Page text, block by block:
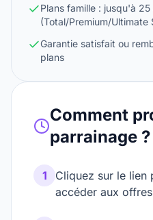
Comment
parrainage ?
1
Cliquez sur le lien
accéder aux
Plans famille : jusqu'à
(Total/Premium/Ultimate
Garantie satisfait ou
plans